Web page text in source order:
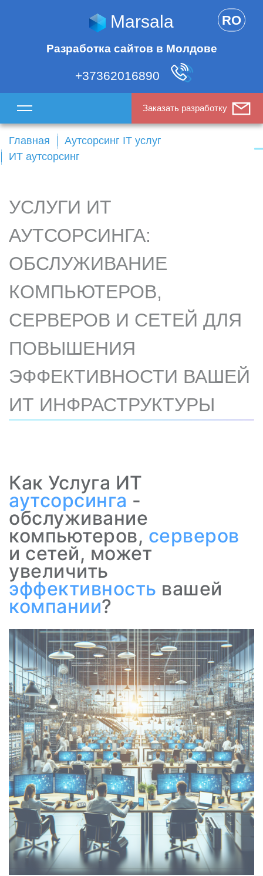
Marsala
Разработка сайтов в Молдове
+37362016890
RO
Заказать разработку
Главная
Аутсорсинг IT услуг
ИТ аутсорсинг
УСЛУГИ ИТ
АУТСОРСИНГА:
ОБСЛУЖИВАНИЕ
КОМПЬЮТЕРОВ,
СЕРВЕРОВ И СЕТЕЙ ДЛЯ
ПОВЫШЕНИЯ
ЭФФЕКТИВНОСТИ ВАШЕЙ
ИТ ИНФРАСТРУКТУРЫ
Как Услуга ИТ
аутсорсинга -
обслуживание
компьютеров, серверов
и сетей, может
увеличить
эффективность вашей
компании?